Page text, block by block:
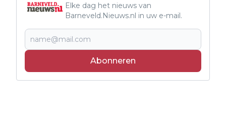
Elke dag het nieuws van
Barneveld.Nieuws.nl in uw e-mail.
Abonneren